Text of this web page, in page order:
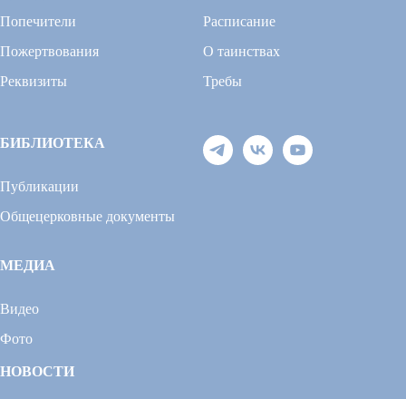
Попечители
Пожертвования
Реквизиты
Расписание
О таинствах
Требы
БИБЛИОТЕКА
Публикации
Общецерковные документы
МЕДИА
Видео
Фото
НОВОСТИ